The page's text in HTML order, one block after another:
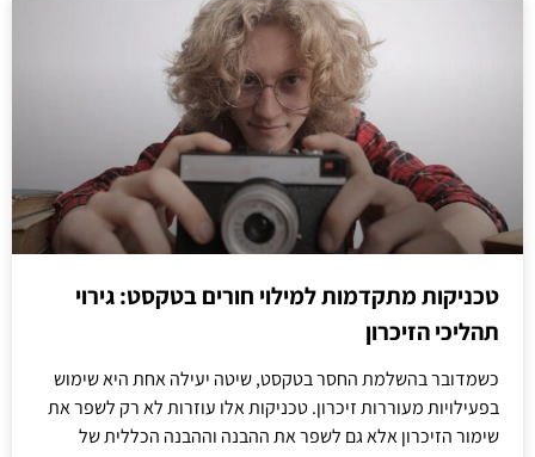
טכניקות מתקדמות למילוי חורים בטקסט: גירוי
תהליכי הזיכרון
כשמדובר בהשלמת החסר בטקסט, שיטה יעילה אחת היא שימוש
בפעילויות מעוררות זיכרון. טכניקות אלו עוזרות לא רק לשפר את
שימור הזיכרון אלא גם לשפר את ההבנה וההבנה הכללית של